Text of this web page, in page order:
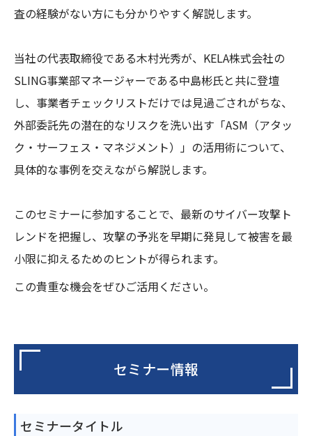
査の経験がない方にも分かりやすく解説します。
当社の代表取締役である木村光秀が、KELA株式会社の
SLING事業部マネージャーである中島彬氏と共に登壇
し、事業者チェックリストだけでは見過ごされがちな、
外部委託先の潜在的なリスクを洗い出す「ASM（アタッ
ク・サーフェス・マネジメント）」の活用術について、
具体的な事例を交えながら解説します。
このセミナーに参加することで、最新のサイバー攻撃ト
レンドを把握し、攻撃の予兆を早期に発見して被害を最
小限に抑えるためのヒントが得られます。
この貴重な機会をぜひご活用ください。
セミナー情報
セミナータイトル